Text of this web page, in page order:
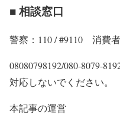
■ 相談窓口
警察：110 / #9110 消費
08080798192/080-8079-
対応しないでください。
本記事の運営